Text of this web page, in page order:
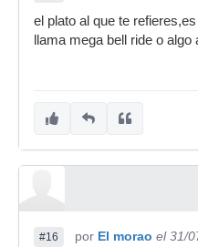
el plato al que te
llama mega bell ride o algo
#16 por El morao el 31/